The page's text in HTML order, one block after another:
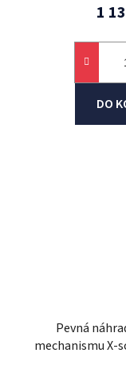
1
DO
Pevná
mechanismu X-